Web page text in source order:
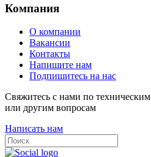
Компания
О компании
Вакансии
Контакты
Напишите нам
Подпишитесь на нас
Свяжитесь с нами по техническим
или другим вопросам
Написать нам